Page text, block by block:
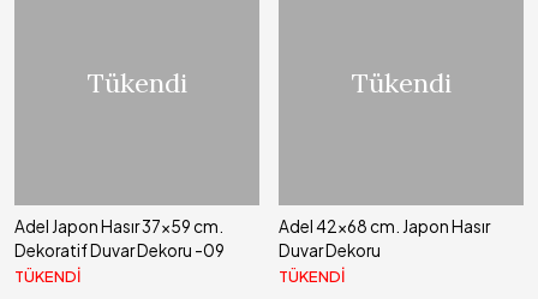
Tükendi
Adel Japon Hasır 37x59 cm.
Dekoratif Duvar Dekoru -09
TÜKENDİ
Tükendi
Adel 42x68 cm. Japon Hasır
Duvar Dekoru
TÜKENDİ